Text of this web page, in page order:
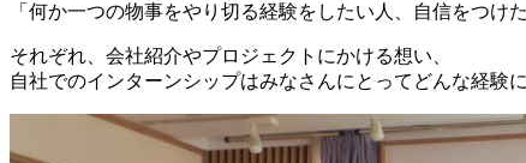
「何か一つの物事をやり切る経験をしたい人、自信をつけ
それぞれ、会社紹介やプロジェクトにかける想い、
自社でのインターンシップはみなさんにとってどんな経験